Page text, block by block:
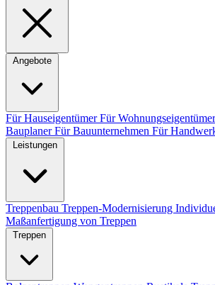
Angebote
Für HauseigentümerFür
BauplanerFür Bauunternehmen Für
Leistungen
Treppenbau Treppen-Modernisierung
Maßanfertigung von Treppen
Treppen